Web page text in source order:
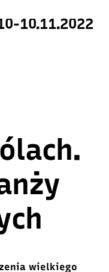
10.11.2022
wielkiego